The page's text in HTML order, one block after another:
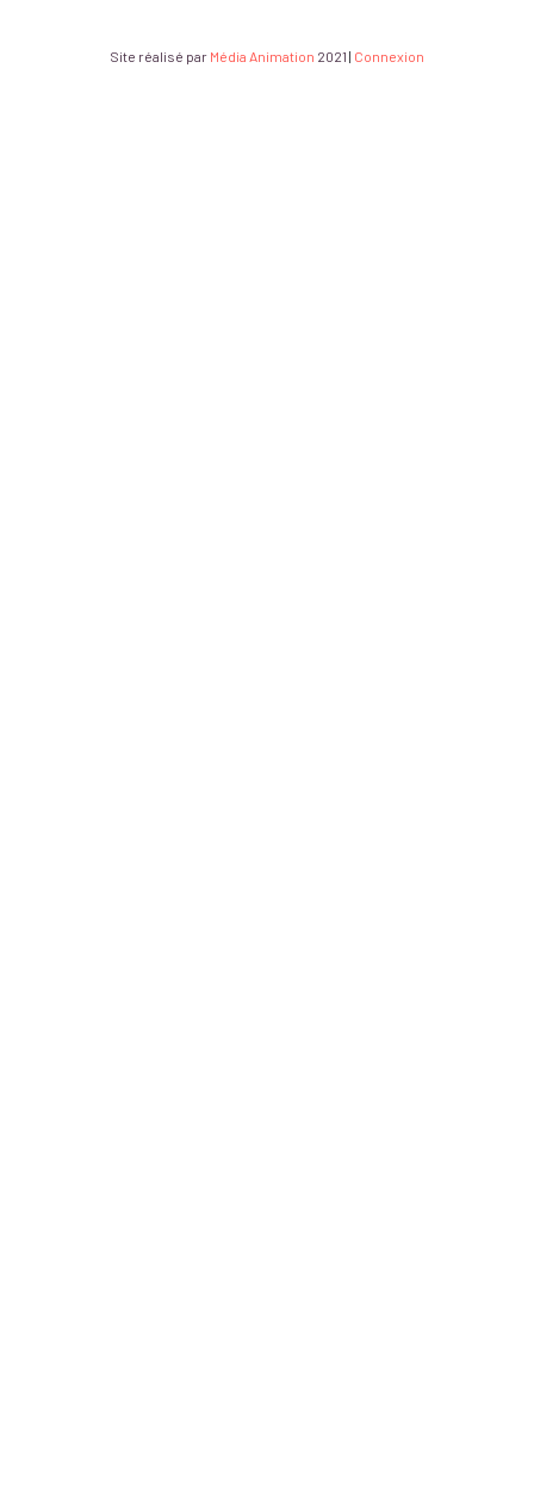
Site réalisé par Média Animation 2021 | Connexion